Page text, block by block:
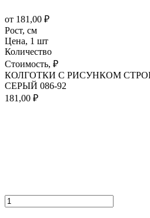
от 181,00 ₽
Рост, см
Цена, 1 шт
Количество
Стоимость, ₽
КОЛГОТКИ С РИСУНКОМ
СЕРЫЙ 086-92
181,00 ₽